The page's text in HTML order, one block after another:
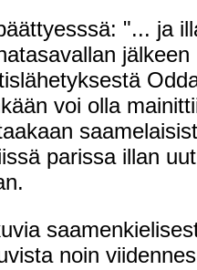
"... ja
voi olla
parissa illan
noin